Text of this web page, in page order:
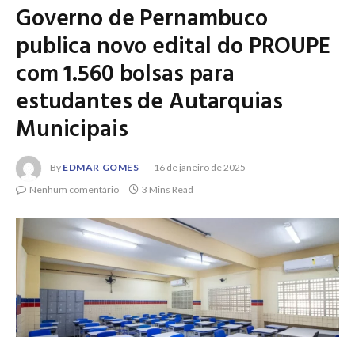
Governo de Pernambuco
publica novo edital do PROUPE
com 1.560 bolsas para
estudantes de Autarquias
Municipais
By EDMAR GOMES
16 de janeiro de 2025
Nenhum comentário
3 Mins Read